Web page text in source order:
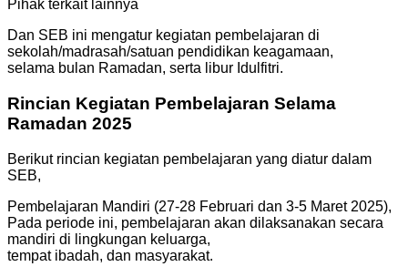
Pihak terkait lainnya
Dan SEB ini mengatur kegiatan pembelajaran di
sekolah/madrasah/satuan pendidikan keagamaan,
selama bulan Ramadan, serta libur Idulfitri.
Rincian Kegiatan Pembelajaran Selama
Ramadan 2025
Berikut rincian kegiatan pembelajaran yang diatur dalam
SEB,
Pembelajaran Mandiri (27-28 Februari dan 3-5 Maret 2025),
Pada periode ini, pembelajaran akan dilaksanakan secara
mandiri di lingkungan keluarga,
tempat ibadah, dan masyarakat.